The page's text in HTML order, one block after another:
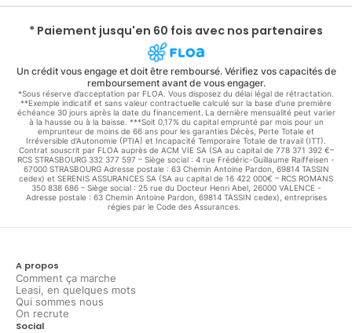
* Paiement jusqu'en 60 fois avec nos partenaires
Un crédit vous engage et doit être remboursé. Vérifiez vos capacités de
remboursement avant de vous engager.
*Sous réserve d’acceptation par FLOA. Vous disposez du délai légal de rétractation.
**Exemple indicatif et sans valeur contractuelle calculé sur la base d'une première
échéance 30 jours après la date du financement. La dernière mensualité peut varier
à la hausse ou à la baisse. ***Soit 0,17% du capital emprunté par mois pour un
emprunteur de moins de 66 ans pour les garanties Décès, Perte Totale et
Irréversible d'Autonomie (PTIA) et Incapacité Temporaire Totale de travail (ITT).
Contrat souscrit par FLOA auprès de ACM VIE SA (SA au capital de 778 371 392 €–
RCS STRASBOURG 332 377 597 – Siège social : 4 rue Frédéric-Guillaume Raiffeisen -
67000 STRASBOURG Adresse postale : 63 Chemin Antoine Pardon, 69814 TASSIN
cedex) et SERENIS ASSURANCES SA (SA au capital de 16 422 000€ – RCS ROMANS
350 838 686 – Siège social : 25 rue du Docteur Henri Abel, 26000 VALENCE -
Adresse postale : 63 Chemin Antoine Pardon, 69814 TASSIN cedex), entreprises
régies par le Code des Assurances.
A propos
Comment ça marche
Leasi, en quelques mots
Qui sommes nous
On recrute
Social